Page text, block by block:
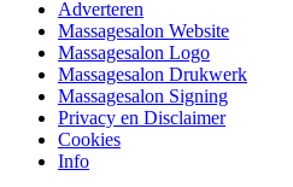
Adverteren
Massagesalon Website
Massagesalon Logo
Massagesalon Drukwerk
Massagesalon Signing
Privacy en Disclaimer
Cookies
Info